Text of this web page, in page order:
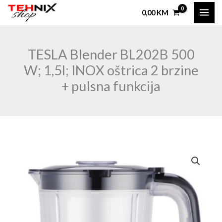
Skip
0,00KM
TESLA Blender BL202B 500
W; 1,5l; INOX oštrica 2 brzine
+ pulsna funkcija
BL202B